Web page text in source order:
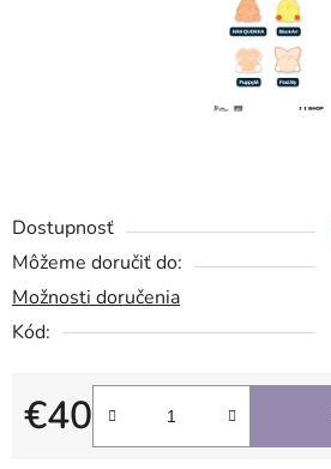
Dostupnosť
Môžeme doručiť do:
Možnosti doručenia
Kód:
€40
Jednotková cena: